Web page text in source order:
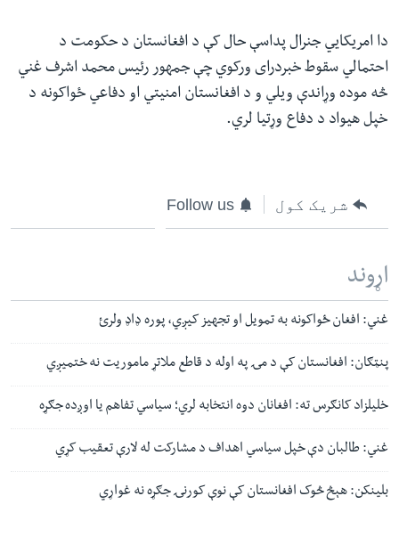
دا امریکایي جنرال پداسې حال کې د افغانستان د حکومت د
احتمالي سقوط خبردرای ورکوي چې جمهور رئيس محمد اشرف غني
څه موده وړاندې ویلي و د افغانستان امنیتي او دفاعي ځواکونه د
خپل هیواد د دفاع وړتیا لري.
شریک کول Follow us
اړوند
غني: افغان ځواکونه به تمویل او تجهیز کیږي، پوره ډاډ ولرئ
پنټګان: افغانستان کې د مۍ په اوله د قاطع ملاتړ ماموریت نه ختمیږي
خلیلزاد کانګرس ته: افغانان دوه انتخابه لري؛ سیاسي تفاهم یا اوږده جګړه
غني: طالبان دې خپل سیاسي اهداف د مشارکت له لارې تعقیب کړي
بلینکن: هېڅ څوک افغانستان کې نوې کورنۍ جګړه نه غواړي